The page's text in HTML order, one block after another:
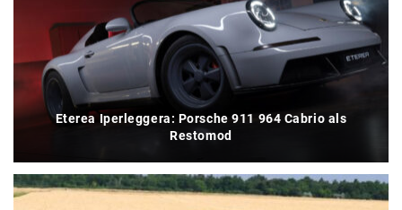
Eterea Iperleggera: Porsche 911 964 Cabrio als
Restomod